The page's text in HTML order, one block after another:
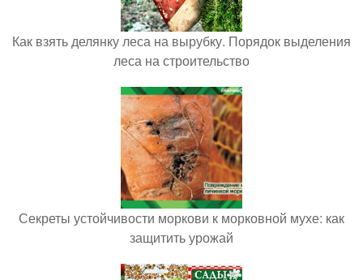
Как взять делянку леса на вырубку. Порядок выделения
леса на строительство
Секреты устойчивости моркови к морковной мухе: как
защитить урожай